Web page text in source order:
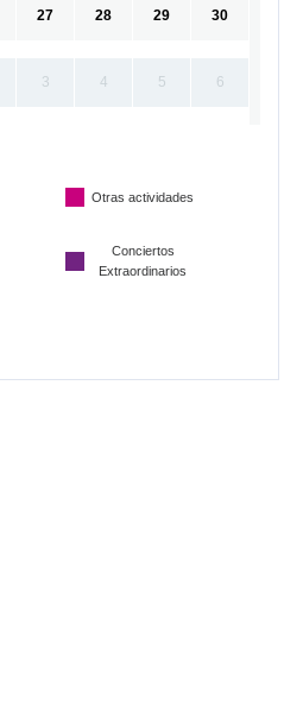
27 28 29 30
3 4 5 6
Otras actividades
Conciertos
Extraordinarios